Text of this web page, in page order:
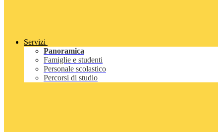
Servizi
Panoramica
Famiglie e studenti
Personale scolastico
Percorsi di studio